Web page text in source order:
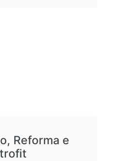
Reforma e